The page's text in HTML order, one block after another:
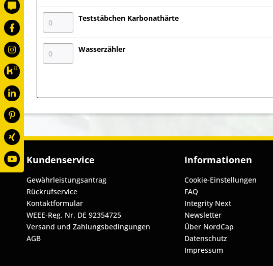
Teststäbchen Karbonathärte
Wasserzähler
Kundenservice
Gewährleistungsantrag
Rückrufservice
Kontaktformular
WEEE-Reg. Nr. DE 92354725
Versand und Zahlungsbedingungen
AGB
Informationen
Cookie-Einstellungen
FAQ
Integrity Next
Newsletter
Über NordCap
Datenschutz
Impressum